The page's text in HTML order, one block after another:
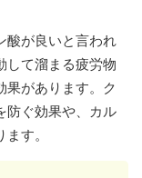
酸が良いと言われ
して溜まる疲労物
果があります。ク
防ぐ効果や、カル
す。